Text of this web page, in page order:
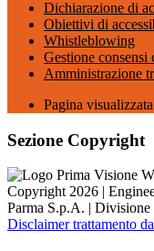
Dichiarazione di
Obiettivi di
Whistleblowing
Gestione consensi
Amministrazione
Pagina visualizzata
Sezione Copyright
Copyright 2026 |
Parma S.p.A. |
Disclaimer trattamento